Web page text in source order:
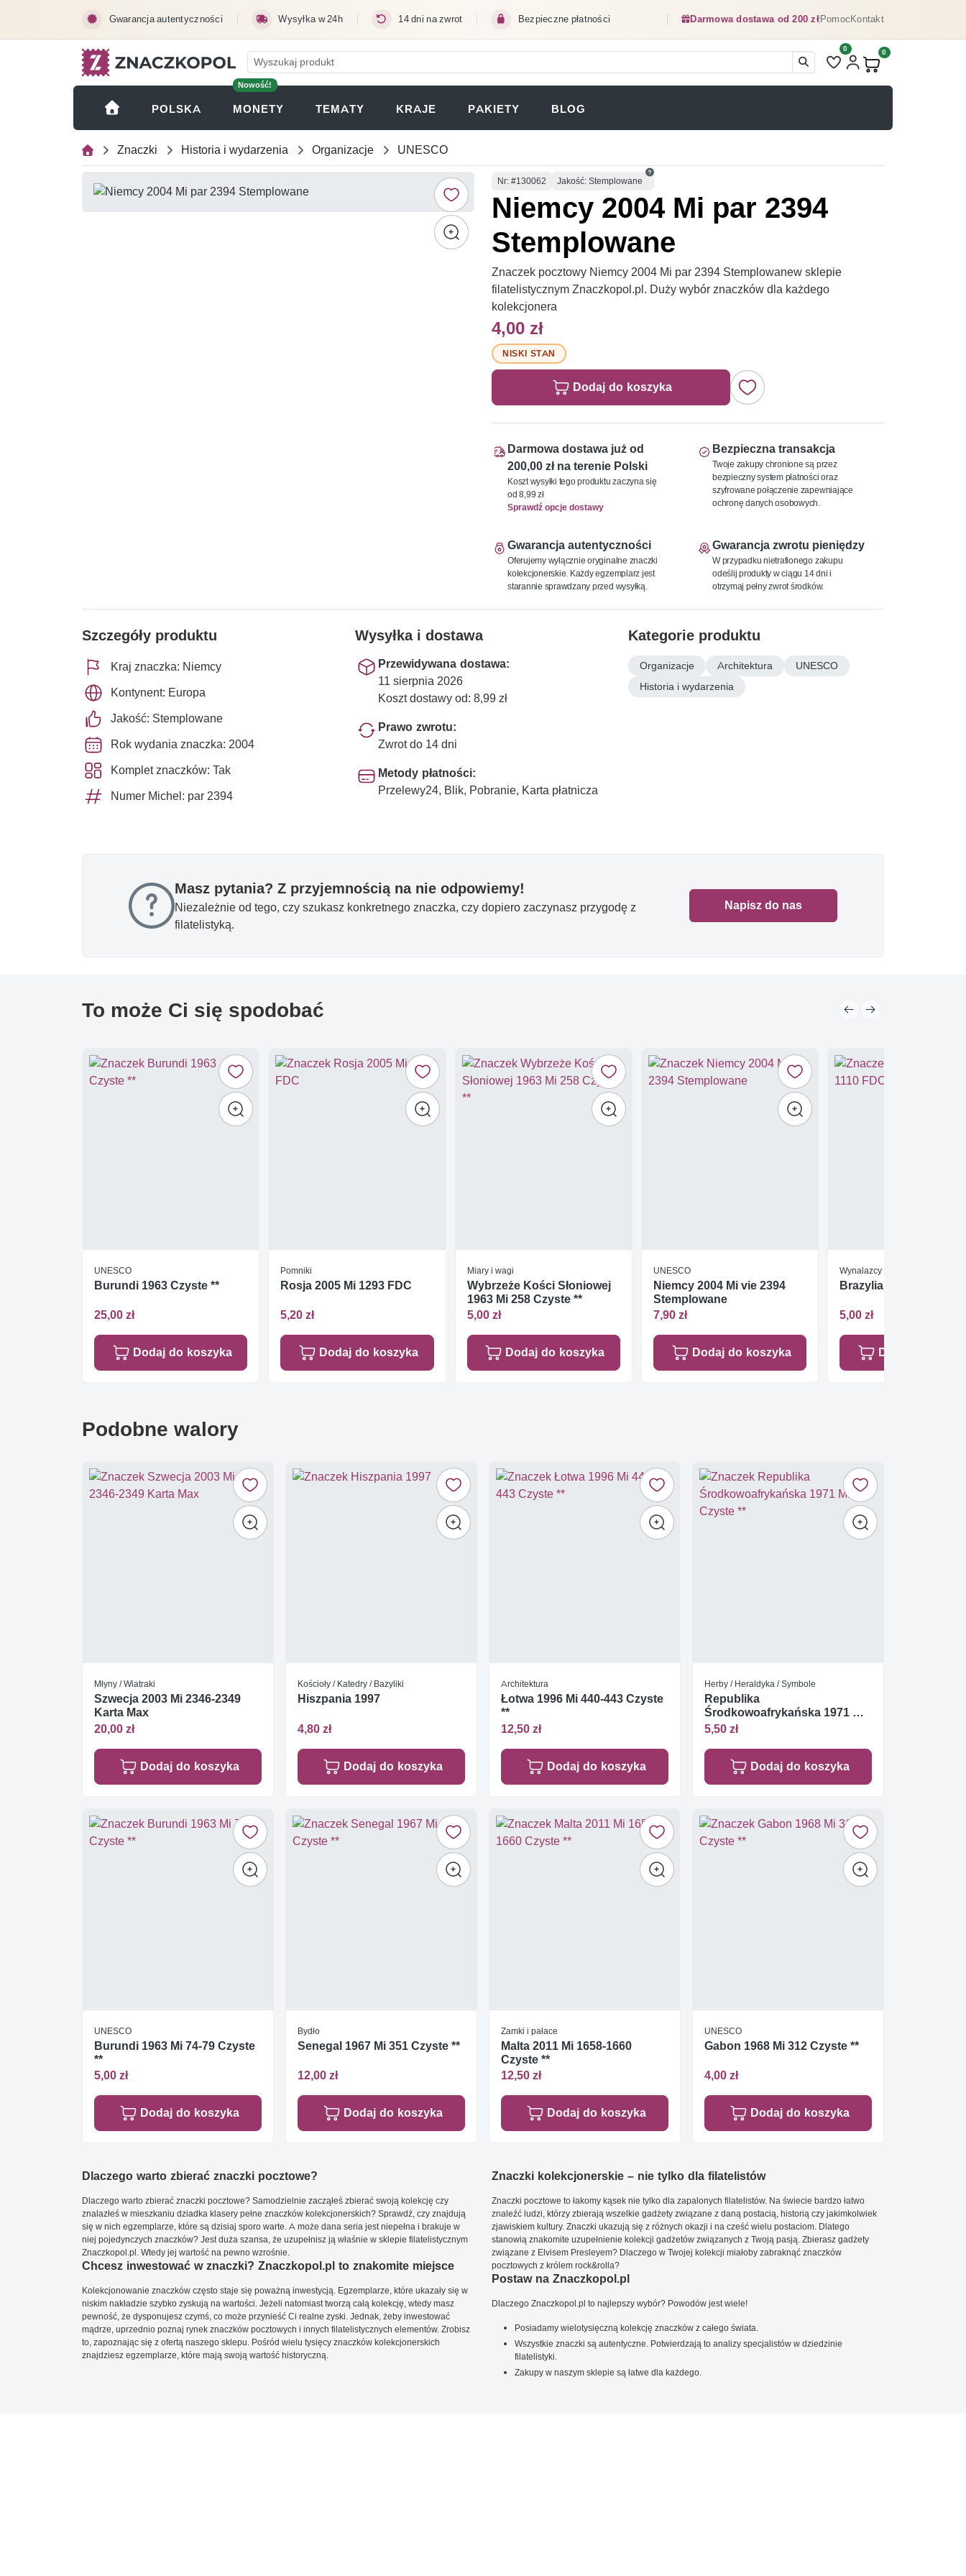
Gwarancja autentyczności Wysyłka w 24h 14 dni na zwrot Bezpieczne płatności Darmowa dostawa od 200 złPomocKontakt
Liczba pozycji na liście
0
Produkty w koszyku:
0
POLSKA
Nowość!
MONETY (OTWIERA SIĘ W NOWEJ KARCIE)
TEMATY KRAJE PAKIETY BLOG
Znaczki Historia i wydarzenia Organizacje UNESCO
Numer
Nr: #130062 Jakość: Stemplowane
Niemcy 2004 Mi par 2394
Stemplowane
Znaczek pocztowy Niemcy 2004 Mi par 2394 Stemplowanew sklepie
filatelistycznym Znaczkopol.pl. Duży wybór znaczków dla każdego
kolekcjonera
4,00 zł
NISKI STAN
Dodaj do koszyka
Darmowa dostawa już od
200,00 zł na terenie Polski
Koszt wysyłki tego produktu zaczyna się
od 8,99 zł
Sprawdź opcje dostawy
Bezpieczna transakcja
Twoje zakupy chronione są przez
bezpieczny system płatności oraz
szyfrowane połączenie zapewniające
ochronę danych osobowych.
Gwarancja autentyczności
Oferujemy wyłącznie oryginalne znaczki
kolekcjonerskie. Każdy egzemplarz jest
starannie sprawdzany przed wysyłką.
Gwarancja zwrotu pieniędzy
W przypadku nietrafionego zakupu
odeślij produkty w ciągu 14 dni i
otrzymaj pełny zwrot środków.
Szczegóły produktu
Kraj znaczka: Niemcy
Kontynent: Europa
Jakość: Stemplowane
Rok wydania znaczka: 2004
Komplet znaczków: Tak
Numer Michel: par 2394
Wysyłka i dostawa
Przewidywana dostawa:
11 sierpnia 2026
Koszt dostawy od: 8,99 zł
Prawo zwrotu:
Zwrot do 14 dni
Metody płatności:
Przelewy24, Blik, Pobranie, Karta płatnicza
Kategorie produktu
Organizacje Architektura
UNESCO
Historia i wydarzenia
Masz pytania? Z przyjemnością na nie odpowiemy!
Niezależnie od tego, czy szukasz konkretnego znaczka, czy dopiero zaczynasz przygodę z
filatelistyką.
Napisz do nas
To może Ci się spodobać
UNESCO
Burundi 1963 Czyste **
25,00 zł
Dodaj do koszyka
Pomniki
Rosja 2005 Mi 1293 FDC
5,20 zł
Dodaj do koszyka
Miary i wagi
Wybrzeże Kości Słoniowej
1963 Mi 258 Czyste **
5,00 zł
Dodaj do koszyka
UNESCO
Niemcy 2004 Mi vie 2394
Stemplowane
7,90 zł
Dodaj do koszyka
Wynalazcy i wynalazki
Brazylia 1966 Mi 1110
5,00 zł
Dodaj do
Podobne walory
Młyny / Wiatraki
Szwecja 2003 Mi 2346-2349
Karta Max
20,00 zł
Dodaj do koszyka
Kościoły / Katedry / Bazyliki
Hiszpania 1997
4,80 zł
Dodaj do koszyka
Architektura
Łotwa 1996 Mi 440-443 Czyste
**
12,50 zł
Dodaj do koszyka
Herby / Heraldyka / Symbole
Republika
Środkowoafrykańska 1971 Mi
257 Czyste **
5,50 zł
Dodaj do koszyka
UNESCO
Burundi 1963 Mi 74-79 Czyste
**
5,00 zł
Dodaj do koszyka
Bydło
Senegal 1967 Mi 351 Czyste **
12,00 zł
Dodaj do koszyka
Zamki i pałace
Malta 2011 Mi 1658-1660
Czyste **
12,50 zł
Dodaj do koszyka
UNESCO
Gabon 1968 Mi 312 Czyste **
4,00 zł
Dodaj do koszyka
Dlaczego warto zbierać znaczki pocztowe?
Dlaczego warto zbierać znaczki pocztowe? Samodzielnie zacząłeś zbierać swoją kolekcję czy
znalazłeś w mieszkaniu dziadka klasery pełne znaczków kolekcjonerskich? Sprawdź, czy znajdują
się w nich egzemplarze, które są dzisiaj sporo warte. A może dana seria jest niepełna i brakuje w
niej pojedynczych znaczków? Jest duża szansa, że uzupełnisz ją właśnie w sklepie filatelistycznym
Znaczkopol.pl. Wtedy jej wartość na pewno wzrośnie.
Chcesz inwestować w znaczki? Znaczkopol.pl to znakomite miejsce
Kolekcjonowanie znaczków często staje się poważną inwestycją. Egzemplarze, które ukazały się w
niskim nakładzie szybko zyskują na wartości. Jeżeli natomiast tworzą całą kolekcję, wtedy masz
pewność, że dysponujesz czymś, co może przynieść Ci realne zyski. Jednak, żeby inwestować
mądrze, uprzednio poznaj rynek znaczków pocztowych i innych filatelistycznych elementów. Zrobisz
to, zapoznając się z ofertą naszego sklepu. Pośród wielu tysięcy znaczków kolekcjonerskich
znajdziesz egzemplarze, które mają swoją wartość historyczną.
Znaczki kolekcjonerskie – nie tylko dla filatelistów
Znaczki pocztowe to łakomy kąsek nie tylko dla zapalonych filatelistów. Na świecie bardzo łatwo
znaleźć ludzi, którzy zbierają wszelkie gadżety związane z daną postacią, historią czy jakimkolwiek
zjawiskiem kultury. Znaczki ukazują się z różnych okazji i na cześć wielu postaciom. Dlatego
stanowią znakomite uzupełnienie kolekcji gadżetów związanych z Twoją pasją. Zbierasz gadżety
związane z Elvisem Presleyem? Dlaczego w Twojej kolekcji miałoby zabraknąć znaczków
pocztowych z królem rock&rolla?
Postaw na Znaczkopol.pl
Dlaczego Znaczkopol.pl to najlepszy wybór? Powodów jest wiele!
Posiadamy wielotysięczną kolekcję znaczków z całego świata.
Wszystkie znaczki są autentyczne. Potwierdzają to analizy specjalistów w dziedzinie
filatelistyki.
Zakupy w naszym sklepie są łatwe dla każdego.